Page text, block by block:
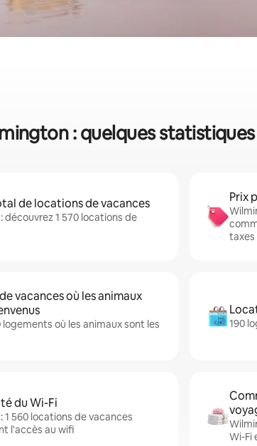
: quelques
de locations de vacances
découvrez 1 570 locations de
Prix
taxes
vacances où les animaux
logements où les animaux sont les
190
du Wi-Fi
1 560 locations de vacances
l'accès au wifi
Wi-Fi